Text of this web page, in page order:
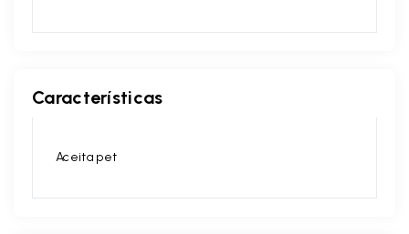
Características
Aceita pet